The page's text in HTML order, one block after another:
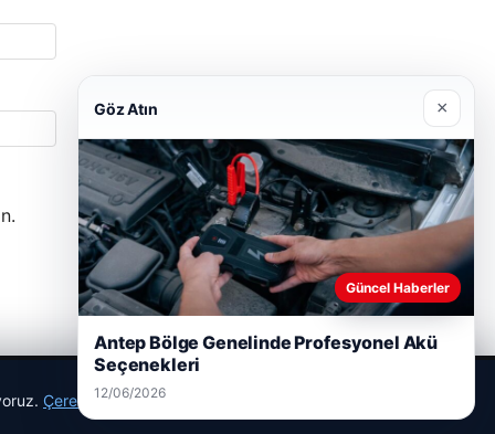
Çerez Politikamız
Göz Atın ×
Güncel Haberler
Antep Bölge Genelinde Profesyonel Akü
Seçenekleri
12/06/2026